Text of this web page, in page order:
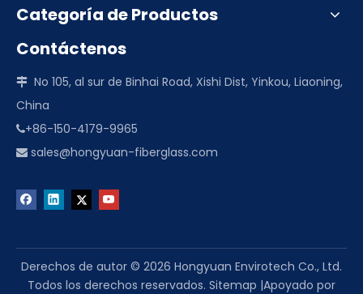
Categoría de Productos
Contáctenos
 No 105, al sur de Binhai Road, Xishi Dist, Yinkou, Liaoning,
China
+86-150-4179-9965
 sales@hongyuan-fiberglass.com
Derechos de autor © 2026 Hongyuan Envirotech Co., Ltd.
Todos los derechos reservados. Sitemap |Apoyado por